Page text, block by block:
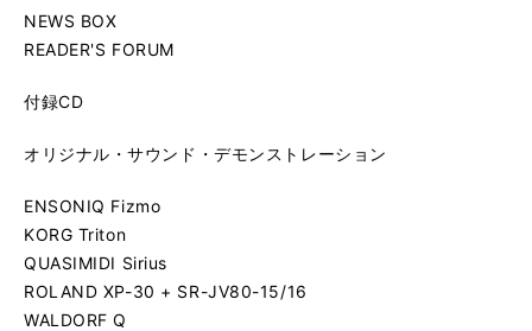
NEWS BOX
READER'S FORUM
付録CD
オリジナル・サウンド・デモンストレーション
ENSONIQ Fizmo
KORG Triton
QUASIMIDI Sirius
ROLAND XP-30 + SR-JV80-15/16
WALDORF Q